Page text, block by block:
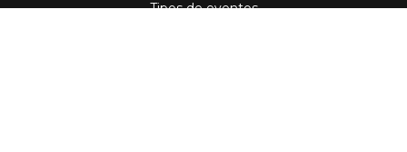
Tipos de eventos